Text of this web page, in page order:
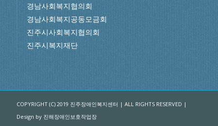
경남사회복지협의회
경남사회복지공동모금회
진주시사회복지협의회
진주시복지재단
COPYRIGHT (C) 2019 진주장애인복지센터 | ALL RIGHTS RESERVED |
Design by 진해장애인보호작업장